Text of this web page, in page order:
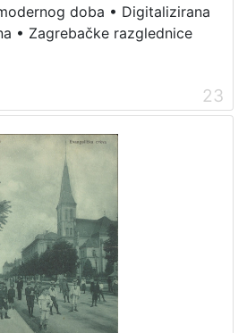
doba • Digitalizirana
• Zagrebačke razglednice
23